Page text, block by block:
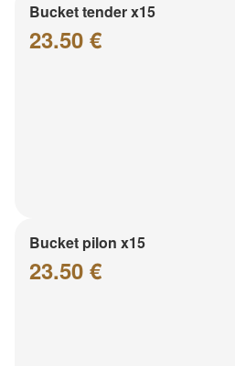
Bucket tender x15
23.50 €
Bucket pilon x15
23.50 €